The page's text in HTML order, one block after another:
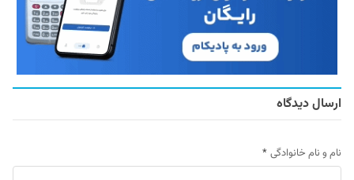
ارسال دیدگاه
نام و نام خانوادگی *